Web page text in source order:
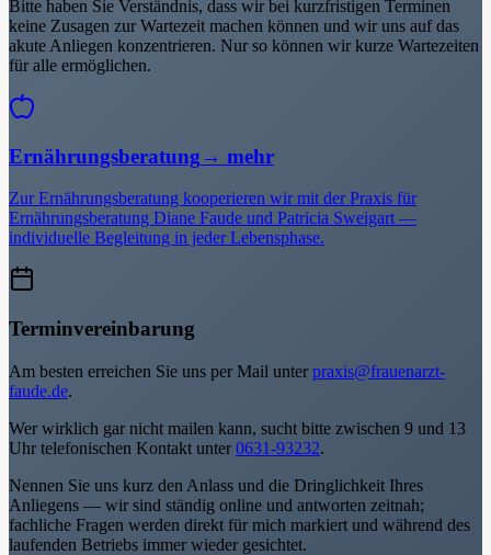
Bitte haben Sie Verständnis, dass wir bei kurzfristigen Terminen
keine Zusagen zur Wartezeit machen können und wir uns auf das
akute Anliegen konzentrieren. Nur so können wir kurze Wartezeiten
für alle ermöglichen.
Ernährungsberatung → mehr
Zur Ernährungsberatung kooperieren wir mit der Praxis für
Ernährungsberatung Diane Faude und Patricia Sweigart —
individuelle Begleitung in jeder Lebensphase.
Terminvereinbarung
Am besten erreichen Sie uns per Mail unter praxis@frauenarzt-
faude.de.
Wer wirklich gar nicht mailen kann, sucht bitte zwischen 9 und 13
Uhr telefonischen Kontakt unter 0631-93232.
Nennen Sie uns kurz den Anlass und die Dringlichkeit Ihres
Anliegens — wir sind ständig online und antworten zeitnah;
fachliche Fragen werden direkt für mich markiert und während des
laufenden Betriebs immer wieder gesichtet.